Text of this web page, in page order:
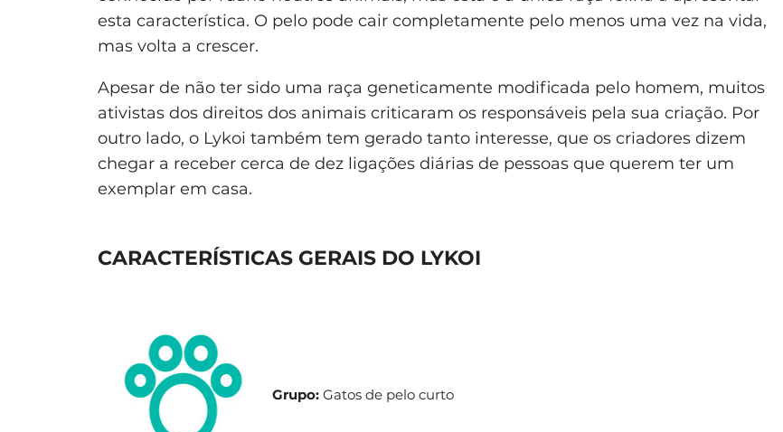
esta característica. O pelo pode cair completamente pelo menos uma vez na vida,
mas volta a crescer.
Apesar de não ter sido uma raça geneticamente modificada pelo homem, muitos
ativistas dos direitos dos animais criticaram os responsáveis pela sua criação. Por
outro lado, o Lykoi também tem gerado tanto interesse, que os criadores dizem
chegar a receber cerca de dez ligações diárias de pessoas que querem ter um
exemplar em casa.
CARACTERÍSTICAS GERAIS DO LYKOI
Grupo: Gatos de pelo curto